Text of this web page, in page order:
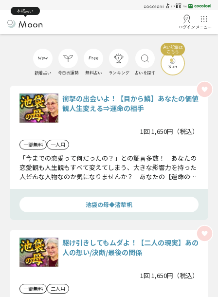
本格占い
ログイン メニュー
新着占い 今日の運勢 無料占い ランキング 占いを探す
衝撃の出会いよ！【目から鱗】あなたの価値
観人生変える⇒運命の相手
1回 1,650円（税込）
一部無料 一人用
「今までの恋愛って何だったの？」との証言多数！ あなたの
恋愛観も人生観もすべて変えてしまう、大きな影響力を持った
人――どんな人物なのか気になりませんか？ あなたの【運命の出
鱗の衝撃鑑定です！
池袋の母◆渚犂帆
駆け引きしてもムダよ！【二人の現実】あの
人の想い/決断/最後の関係
1回 1,650円（税込）
一部無料 二人用